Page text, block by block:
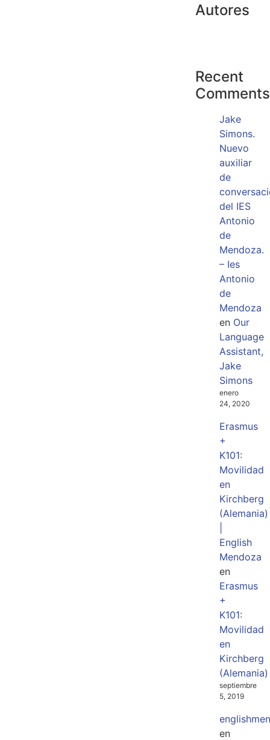
Autores
Recent
Comments
Jake
Simons.
Nuevo
auxiliar
de
del IES
Antonio
de
Mendoza.
– Ies
Antonio
de
Mendoza
en Our
Language
Assistant,
Jake
Simons
enero
24, 2020
Erasmus
+
K101:
Movilidad
en
Kirchberg
(Alemania)
English
Mendoza
en
Erasmus
+
K101:
Movilidad
en
Kirchberg
(Alemania)
septiembre
5, 2019
en